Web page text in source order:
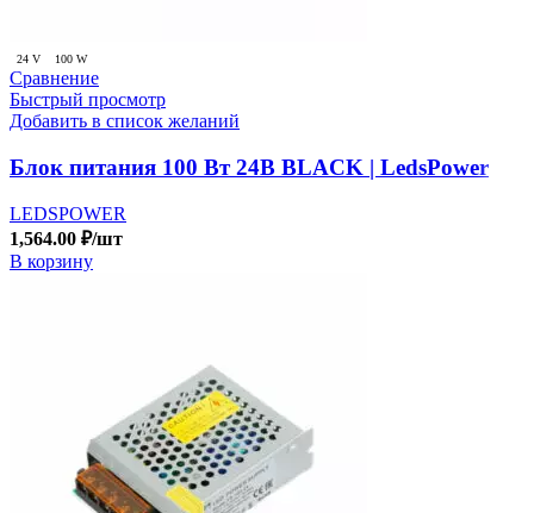
24 V 100 W
Сравнение
Быстрый просмотр
Добавить в список желаний
Блок питания 100 Вт 24В BLACK | LedsPower
LEDSPOWER
1,564.00 ₽/шт
В корзину